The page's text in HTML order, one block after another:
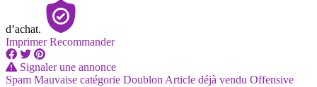
d’achat.
Imprimer Recommander
Signaler une annonce
Spam Mauvaise catégorie Doublon Article déjà vendu Offensive